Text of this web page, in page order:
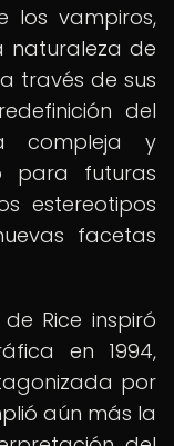
los vampiros,
naturaleza de
través de sus
del
compleja y
para futuras
estereotipos
facetas
Rice inspiró
en 1994,
por
aún más la